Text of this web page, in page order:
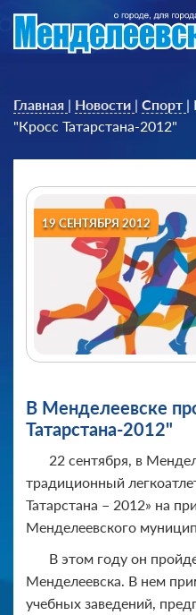
Главная | Новости | Спорт |
"Кросс Татарстана-2012"
19 СЕНТЯБРЯ 2012
В Менделеевске
Татарстана-2012"
22 сентября, в
традиционный
Татарстана – 2012» на
Менделеевского
В этом году он
Менделеевска. В нем
учебных заведений,